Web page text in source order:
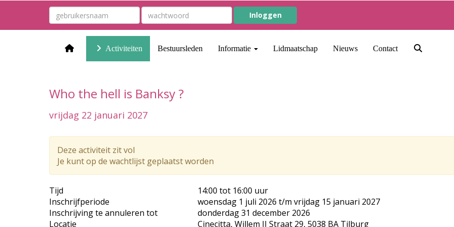
Inloggen
Activiteiten Bestuursleden Informatie Lidmaatschap Nieuws Contact
Who the hell is Banksy ?
vrijdag 22 januari 2027
Deze activiteit zit vol
Je kunt op de wachtlijst geplaatst worden
Tijd
14:00 tot 16:00 uur
Inschrijfperiode
woensdag 1 juli 2026 t/m vrijdag 15 januari 2027
Inschrijving te annuleren tot
donderdag 31 december 2026
Locatie
Cinecitta, Willem II Straat 29, 5038 BA Tilburg